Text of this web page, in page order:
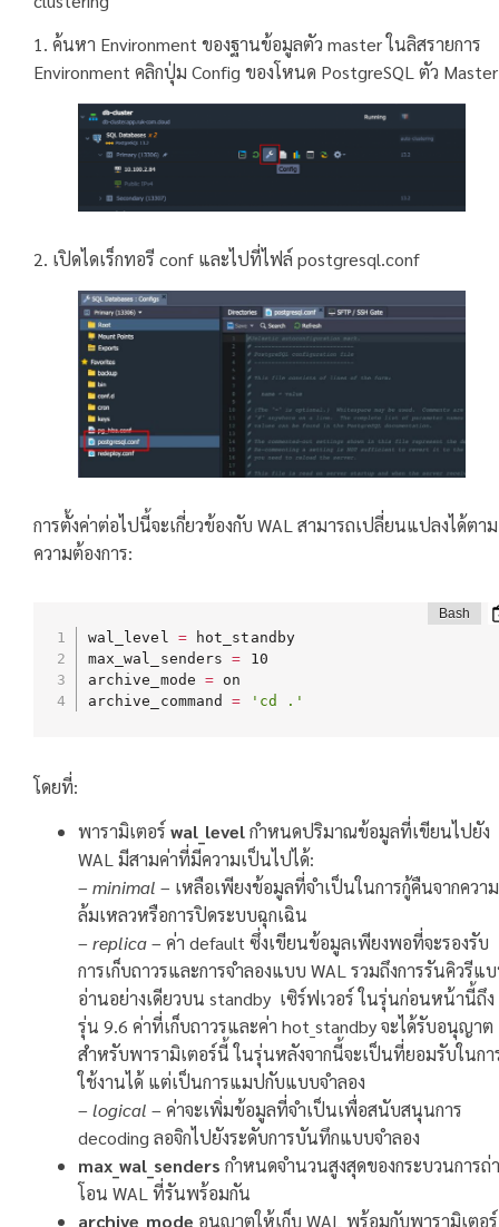
1. ค้นหา Environment ของฐานข้อมูลตัว master ในลิสรายการ
Environment คลิกปุ่ม Config ของโหนด PostgreSQL ตัว Master
2. เปิดไดเร็กทอรี conf และไปที่ไฟล์ postgresql.conf
การตั้งค่าต่อไปนี้จะเกี่ยวข้องกับ WAL สามารถเปลี่ยนแปลงได้ตาม
ความต้องการ:
wal_level = hot_standby
max_wal_senders = 10
archive_mode = on
archive_command = 'cd .'
โดยที่:
พารามิเตอร์ wal_levelกำหนดปริมาณข้อมูลที่เขียนไปยัง
WAL มีสามค่าที่มีความเป็นไปได้:
– minimal – เหลือเพียงข้อมูลที่จำเป็นในการกู้คืนจากความ
ล้มเหลวหรือการปิดระบบฉุกเฉิน
– replica– ค่า default ซึ่งเขียนข้อมูลเพียงพอที่จะรองรับ
การเก็บถาวรและการจำลองแบบ WAL รวมถึงการรันคิวรีแ
อ่านอย่างเดียวบน standby เซิร์ฟเวอร์ ในรุ่นก่อนหน้านี้ถึง
รุ่น 9.6 ค่าที่เก็บถาวรและค่า hot_standby จะได้รับอนุญาต
สำหรับพารามิเตอร์นี้ ในรุ่นหลังจากนี้จะเป็นที่ยอมรับในกา
ใช้งานได้ แต่เป็นการแมปกับแบบจำลอง
– logical – ค่าจะเพิ่มข้อมูลที่จำเป็นเพื่อสนับสนุนการ
decoding ลอจิกไปยังระดับการบันทึกแบบจำลอง
max_wal_senders กำหนดจำนวนสูงสุดของกระบวนการถ่
โอน WAL ที่รันพร้อมกัน
archive_mode อนุญาตให้เก็บ WAL พร้อมกับพารามิเตอร์